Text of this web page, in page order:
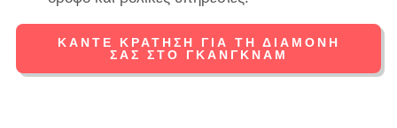
ΚΆΝΤΕ ΚΡΆΤΗΣΗ ΓΙΑ ΤΗ ΔΙΑΜΟΝΉ
ΣΑΣ ΣΤΟ ΓΚΆΝΓΚΝΑΜ